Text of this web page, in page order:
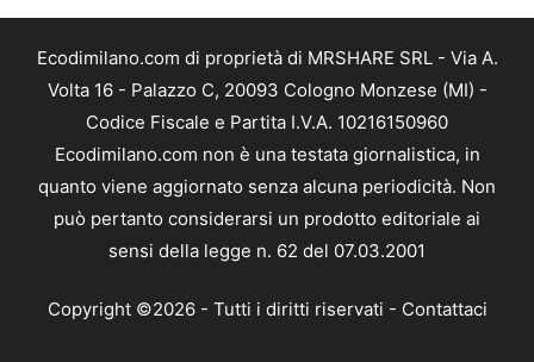
Ecodimilano.com di proprietà di MRSHARE SRL - Via A.
Volta 16 - Palazzo C, 20093 Cologno Monzese (MI) -
Codice Fiscale e Partita I.V.A. 10216150960
Ecodimilano.com non è una testata giornalistica, in
quanto viene aggiornato senza alcuna periodicità. Non
può pertanto considerarsi un prodotto editoriale ai
sensi della legge n. 62 del 07.03.2001
Copyright ©2026 - Tutti i diritti riservati - Contattaci